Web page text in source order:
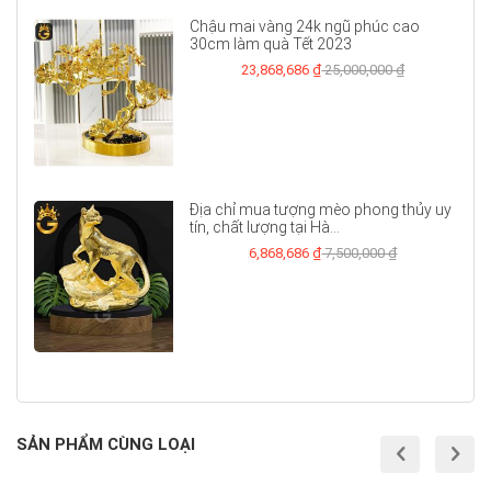
Chậu mai vàng 24k ngũ phúc cao
30cm làm quà Tết 2023
23,868,686 ₫25,000,000 ₫
Địa chỉ mua tượng mèo phong thủy uy
tín, chất lượng tại Hà...
6,868,686 ₫7,500,000 ₫
SẢN PHẨM CÙNG LOẠI